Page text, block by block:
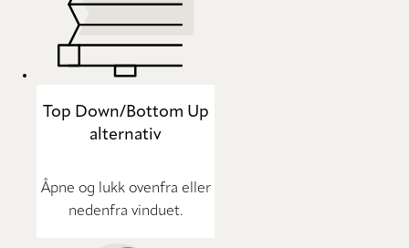
Top Down/Bottom Up
alternativ
Åpne og lukk ovenfra eller
nedenfra vinduet.